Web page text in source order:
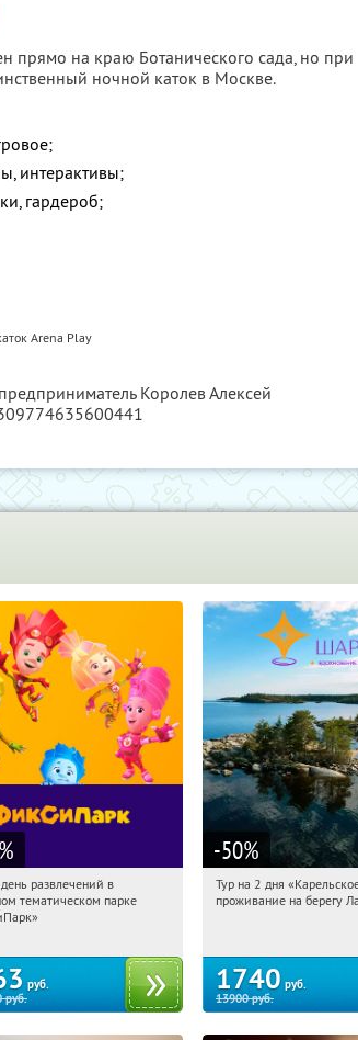
прямо на краю Ботанического сада, но при
ночной каток в Москве.
интерактивы;
гардероб;
Arena Play
Королев Алексей
%
Купили:
развлечений в
тематическом парке
руб.
руб.
-50%
12:59:59
Тур на 2 дня
проживание на берегу
1740 руб.
13900руб.